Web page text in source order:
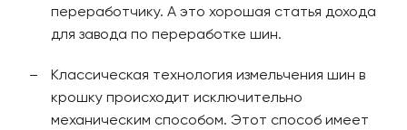
переработчику. А это хорошая статья дохода
для завода по переработке шин.
Классическая технология измельчения шин в
крошку происходит исключительно
механическим способом. Этот способ имеет